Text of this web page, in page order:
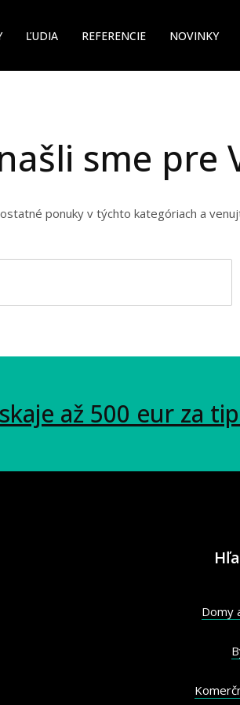
ĽUDIA REFERENCIE NOVINKY
sme pre
ponuky v týchto kategóriach a
až 500 eur za
Domy